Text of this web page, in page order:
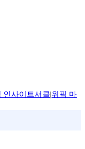
인사이트서클|위픽 마